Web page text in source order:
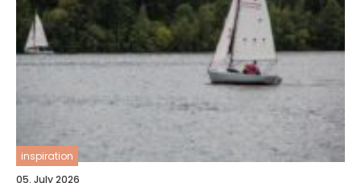
inspiration
05. July 2026